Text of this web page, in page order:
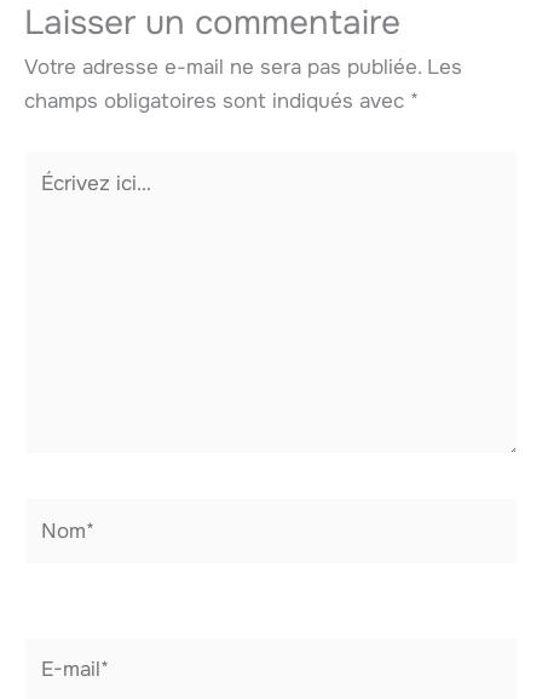
Laisser un commentaire
Votre adresse e-mail ne sera pas publiée. Les
champs obligatoires sont indiqués avec *
Écrivez
ici…